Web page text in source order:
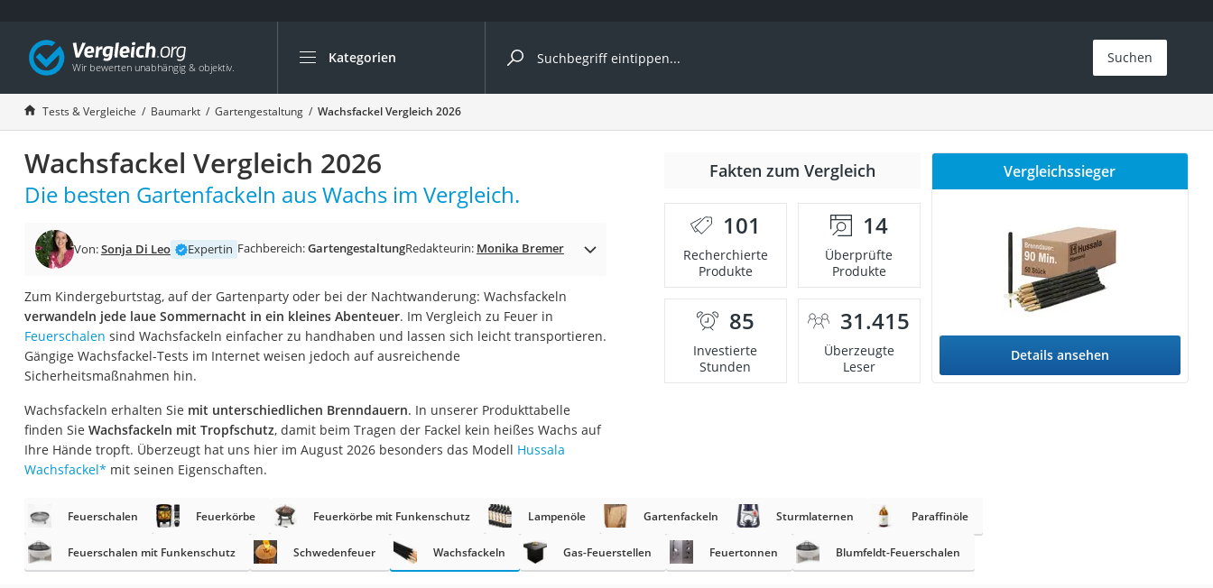
Kategorien
Die beliebtesten Vergleiche nach Kategorie
Baumarkt
Tresor feuerfest
Makita-Akku-Rasenmäher
Kappsäge
Akku-Rasentrimmer
Split-Klimaanlage 2 Innengeräte
Pelletofen
Bohrmaschine
Fliesenschneider
Hochdruckreiniger
Überwachungskamera
Benzinrasenmäher mit Elektrostart
Akku-Laubsauger
Suchen
Tests & Vergleiche Baumarkt Gartengestaltung Wachsfackel Vergleich 2026
Wachsfackel Vergleich 2026
Die besten Gartenfackeln aus Wachs im Vergleich.
Von:Sonja Di Leo Expertin Fachbereich:GartengestaltungRedakteurin: Monika Bremer
Zum Kindergeburtstag, auf der Gartenparty oder bei der Nachtwanderung: Wachsfackeln
verwandeln jede laue Sommernacht in ein kleines Abenteuer. Im Vergleich zu Feuer in
Feuerschalen sind Wachsfackeln einfacher zu handhaben und lassen sich leicht transportieren.
Gängige Wachsfackel-Tests im Internet weisen jedoch auf ausreichende
Sicherheitsmaßnahmen hin.
Wachsfackeln erhalten Sie mit unterschiedlichen Brenndauern. In unserer Produkttabelle
finden Sie Wachsfackeln mit Tropfschutz, damit beim Tragen der Fackel kein heißes Wachs auf
Ihre Hände tropft. Überzeugt hat uns hier im August 2026 besonders das Modell Hussala
Wachsfackel* mit seinen Eigenschaften.
Fakten zum Vergleich
101
Recherchierte
Produkte
14
Überprüfte
Produkte
85
Investierte
Stunden
31.415
Überzeugte
Leser
Vergleichssieger
Details ansehen
Feuerschalen Feuerkörbe Feuerkörbe mit Funkenschutz Lampenöle Gartenfackeln Sturmlaternen Paraffinöle
Feuerschalen mit Funkenschutz Schwedenfeuer Wachsfackeln Gas-Feuerstellen Feuertonnen Blumfeldt-Feuerschalen